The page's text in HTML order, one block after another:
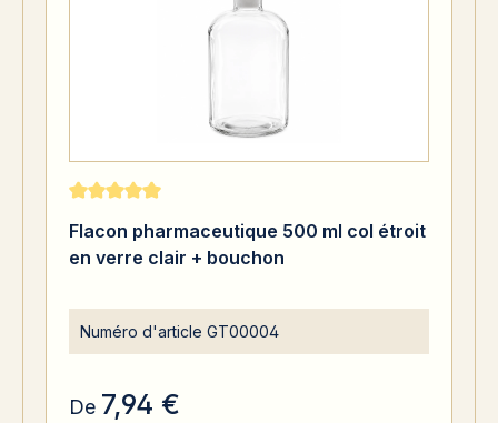
Note moyenne de 5 sur 5 étoiles
Flacon pharmaceutique 500 ml col étroit
en verre clair + bouchon
Numéro d'article GT00004
De 7,94 €